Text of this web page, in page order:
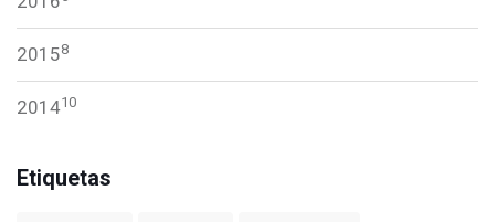
20158
201410
Etiquetas